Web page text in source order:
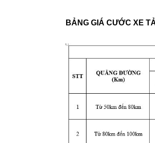
BẢNG GIÁ CƯỚC XE